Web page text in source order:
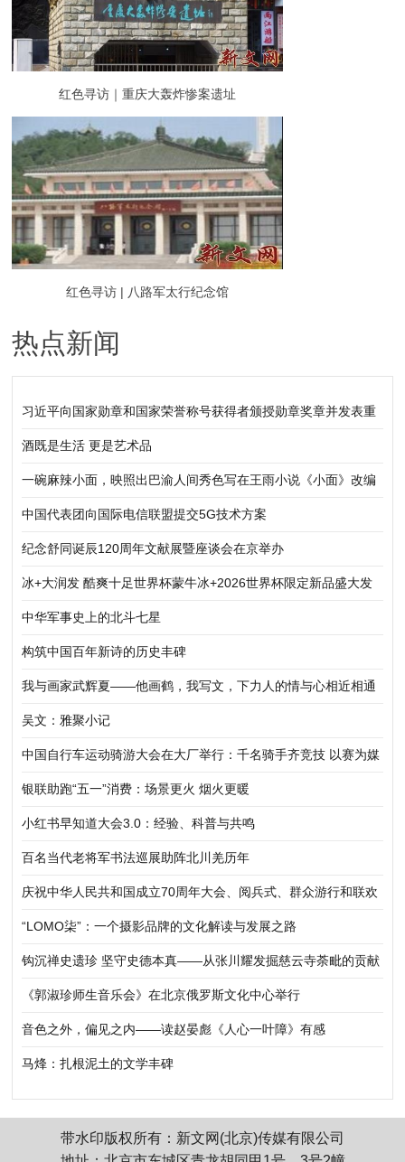
红色寻访｜重庆大轰炸惨案遗址
红色寻访 | 八路军太行纪念馆
热点新闻
习近平向国家勋章和国家荣誉称号获得者颁授勋章奖章并发表重
要讲话
酒既是生活 更是艺术品
一碗麻辣小面，映照出巴渝人间秀色写在王雨小说《小面》改编
的电影《香喷喷》开拍时
中国代表团向国际电信联盟提交5G技术方案
纪念舒同诞辰120周年文献展暨座谈会在京举办
冰+大润发 酷爽十足世界杯蒙牛冰+2026世界杯限定新品盛大发
布
中华军事史上的北斗七星
构筑中国百年新诗的历史丰碑
我与画家武辉夏——他画鹤，我写文，下力人的情与心相近相通
吴文：雅聚小记
中国自行车运动骑游大会在大厂举行：千名骑手齐竞技 以赛为媒
促协同
银联助跑“五一”消费：场景更火 烟火更暖
小红书早知道大会3.0：经验、科普与共鸣
百名当代老将军书法巡展助阵北川羌历年
庆祝中华人民共和国成立70周年大会、阅兵式、群众游行和联欢
活动将隆重举行
“LOMO柒”：一个摄影品牌的文化解读与发展之路
钩沉禅史遗珍 坚守史德本真——从张川耀发掘慈云寺荼毗的贡献
说开去
《郭淑珍师生音乐会》在北京俄罗斯文化中心举行
音色之外，偏见之内——读赵晏彪《人心一叶障》有感
马烽：扎根泥土的文学丰碑
带水印版权所有：新文网(北京)传媒有限公司